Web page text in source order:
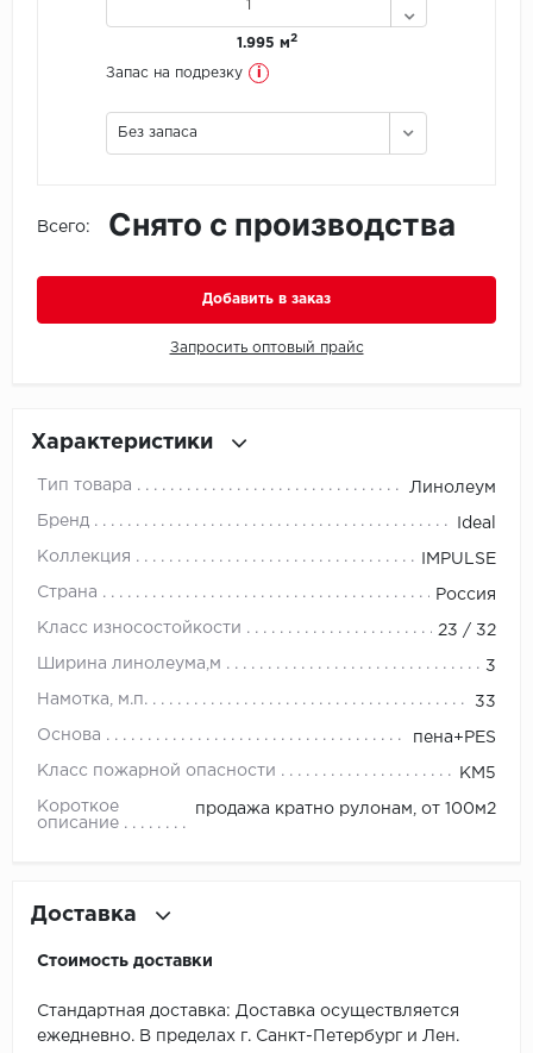
Jinan PDM
KDF
LG Decotile
Natisston
Next Step
1.995 м2
Запас на подрезку i
Без запаса
Всего: Снято с производства
Добавить в заказ
Запросить оптовый прайс
Характеристики
Тип товара Линолеум
Бренд Ideal
Коллекция IMPULSE
Страна Россия
Класс износостойкости 23 / 32
Ширина линолеума,м 3
Намотка, м.п. 33
Основа пена+PES
Класс пожарной опасности КМ5
Короткое
описание
продажа кратно рулонам, от 100м2
Доставка
Стоимость доставки
Стандартная доставка: Доставка осуществляется
ежедневно. В пределах г. Санкт-Петербург и Лен.